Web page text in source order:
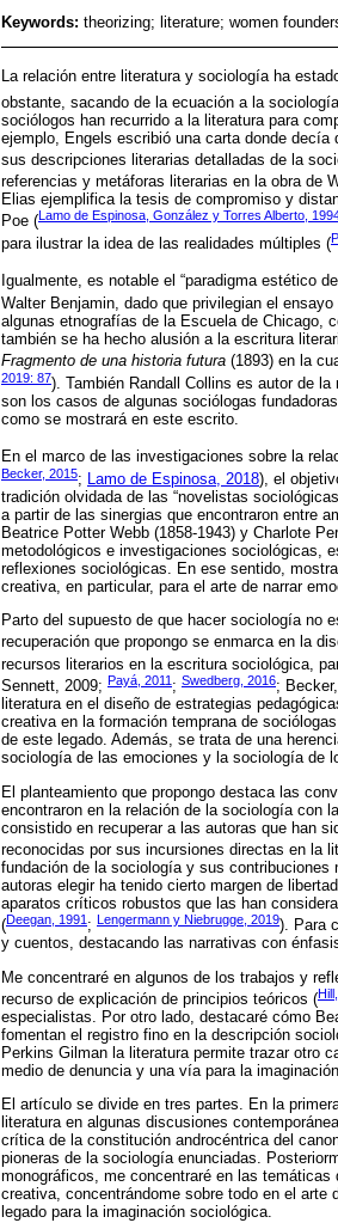
Keywords: theorizing; literature; women
La relación entre literatura y sociología ha
obstante, sacando de la ecuación a la
sociólogos han recurrido a la literatura para
ejemplo, Engels escribió una carta donde
sus descripciones literarias detalladas de la
referencias y metáforas literarias en la obra de
Elias ejemplifica la tesis de compromiso y
Poe (Lamo de Espinosa, González y Torres Alberto,
para ilustrar la idea de las realidades múltiples (
Igualmente, es notable el “paradigma estético
Walter Benjamin, dado que privilegian el ensayo
algunas etnografías de la Escuela de Chicago,
también se ha hecho alusión a la escritura
Fragmento de una historia futura (1893) en la
2019: 87). También Randall Collins es autor de la
son los casos de algunas sociólogas
como se mostrará en este escrito.
En el marco de las investigaciones sobre la
Becker, 2015; Lamo de Espinosa, 2018), el
tradición olvidada de las “novelistas
a partir de las sinergias que encontraron entre
Beatrice Potter Webb (1858-1943) y Charlote
metodológicos e investigaciones sociológicas,
reflexiones sociológicas. En ese sentido,
creativa, en particular, para el arte de narrar
Parto del supuesto de que hacer sociología no
recuperación que propongo se enmarca en la
recursos literarios en la escritura sociológica,
Sennett, 2009; Payá, 2011 ; Swedberg, 2016;
literatura en el diseño de estrategias
creativa en la formación temprana de
de este legado. Además, se trata de una
sociología de las emociones y la sociología de
El planteamiento que propongo destaca las
encontraron en la relación de la sociología con
consistido en recuperar a las autoras que han
reconocidas por sus incursiones directas en la
fundación de la sociología y sus
autoras elegir ha tenido cierto margen de
aparatos críticos robustos que las han
(Deegan, 1991 ; Lengermann y Niebrugge, 2019). Para
y cuentos, destacando las narrativas con
Me concentraré en algunos de los trabajos y
recurso de explicación de principios teóricos (
especialistas. Por otro lado, destacaré cómo
fomentan el registro fino en la descripción
Perkins Gilman la literatura permite trazar otro
medio de denuncia y una vía para la
El artículo se divide en tres partes. En la
literatura en algunas discusiones
crítica de la constitución androcéntrica del
pioneras de la sociología enunciadas.
monográficos, me concentraré en las
creativa, concentrándome sobre todo en el
legado para la imaginación sociológica.